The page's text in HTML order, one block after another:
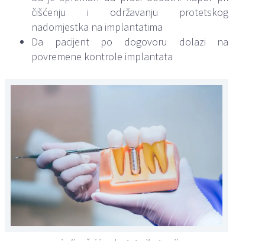
čišćenju i održavanju protetskog
nadomjestka na implantatima
Da pacijent po dogovoru dolazi na
povremene kontrole implantata